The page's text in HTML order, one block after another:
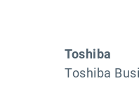
Toshiba
Toshiba